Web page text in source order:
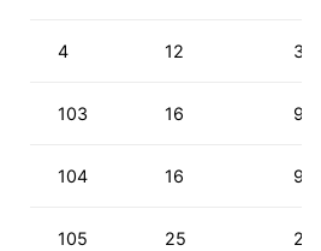
4 12
103 16 94
104 16 94
105 25 28